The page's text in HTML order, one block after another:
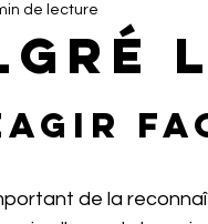
personnel
de lecture
de la